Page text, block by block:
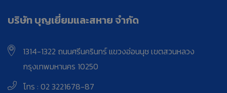
บริษัท บุญเยี่ยมและสหาย จำกัด
1314-1322 ถนนศรีนครินทร์ แขวงอ่อนนุช เขตสวนหลวง
กรุงเทพมหานคร 10250
โทร : 02 3221678-87